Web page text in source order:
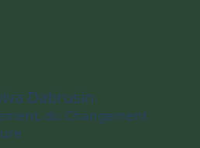
Dabrusin
du Changement